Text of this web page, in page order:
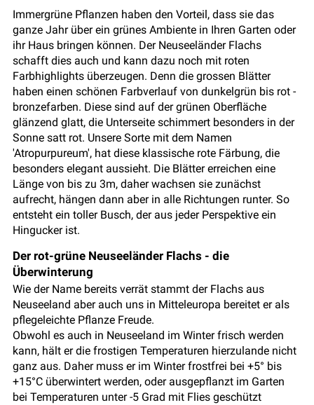
Immergrüne Pflanzen haben den Vorteil, dass sie das
ganze Jahr über ein grünes Ambiente in Ihren Garten oder
ihr Haus bringen können. Der Neuseeländer Flachs
schafft dies auch und kann dazu noch mit roten
Farbhighlights überzeugen. Denn die grossen Blätter
haben einen schönen Farbverlauf von dunkelgrün bis rot -
bronzefarben. Diese sind auf der grünen Oberfläche
glänzend glatt, die Unterseite schimmert besonders in der
Sonne satt rot. Unsere Sorte mit dem Namen
'Atropurpureum', hat diese klassische rote Färbung, die
besonders elegant aussieht. Die Blätter erreichen eine
Länge von bis zu 3m, daher wachsen sie zunächst
aufrecht, hängen dann aber in alle Richtungen runter. So
entsteht ein toller Busch, der aus jeder Perspektive ein
Hingucker ist.
Der rot-grüne Neuseeländer Flachs - die
Überwinterung
Wie der Name bereits verrät stammt der Flachs aus
Neuseeland aber auch uns in Mitteleuropa bereitet er als
pflegeleichte Pflanze Freude.
Obwohl es auch in Neuseeland im Winter frisch werden
kann, hält er die frostigen Temperaturen hierzulande nicht
ganz aus. Daher muss er im Winter frostfrei bei +5° bis
+15°C überwintert werden, oder ausgepflanzt im Garten
bei Temperaturen unter -5 Grad mit Flies geschützt